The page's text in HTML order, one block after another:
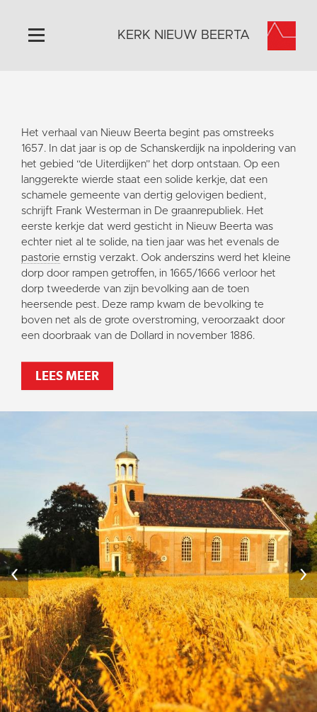
Historie
Omgeving
Activiteiten
Doneer
Contact
Vaktaal
KERK NIEUW BEERTA
Het verhaal van Nieuw Beerta begint pas omstreeks
1657. In dat jaar is op de Schanskerdijk na inpoldering van
het gebied “de Uiterdijken” het dorp ontstaan. Op een
langgerekte wierde staat een solide kerkje, dat een
schamele gemeente van dertig gelovigen bedient,
schrijft Frank Westerman in De graanrepubliek. Het
eerste kerkje dat werd gesticht in Nieuw Beerta was
echter niet al te solide, na tien jaar was het evenals de
pastorie ernstig verzakt. Ook anderszins werd het kleine
dorp door rampen getroffen, in 1665/1666 verloor het
dorp tweederde van zijn bevolking aan de toen
heersende pest. Deze ramp kwam de bevolking te
boven net als de grote overstroming, veroorzaakt door
een doorbraak van de Dollard in november 1886.
LEES MEER
‹ ›